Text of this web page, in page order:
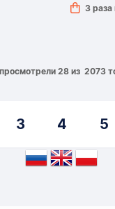
3 раза
28 из 2073
3 4 5